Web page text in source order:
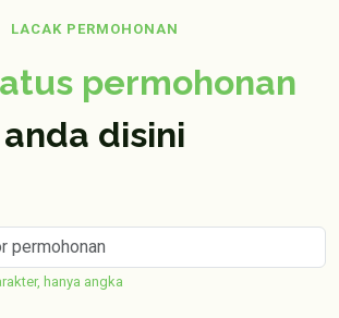
LACAK PERMOHONAN
permohonan
anda disini
hanya angka